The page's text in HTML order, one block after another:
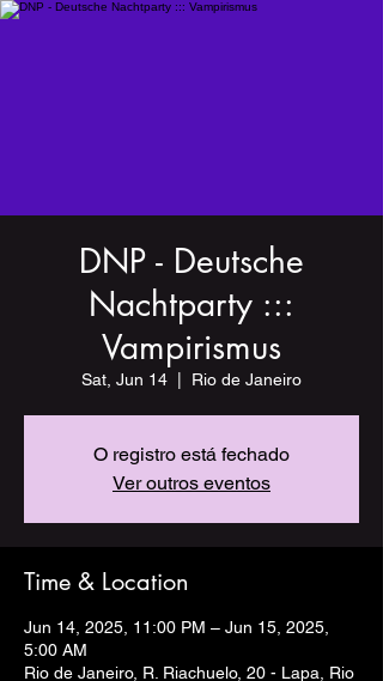
DNP - Deutsche
Nachtparty :::
Vampirismus
Sat, Jun 14 Rio de Janeiro
O registro está fechado
Ver outros eventos
Time & Location
Jun 14, 2025, 11:00 PM – Jun 15, 2025,
5:00 AM
Rio de Janeiro, R. Riachuelo, 20 - Lapa, Rio